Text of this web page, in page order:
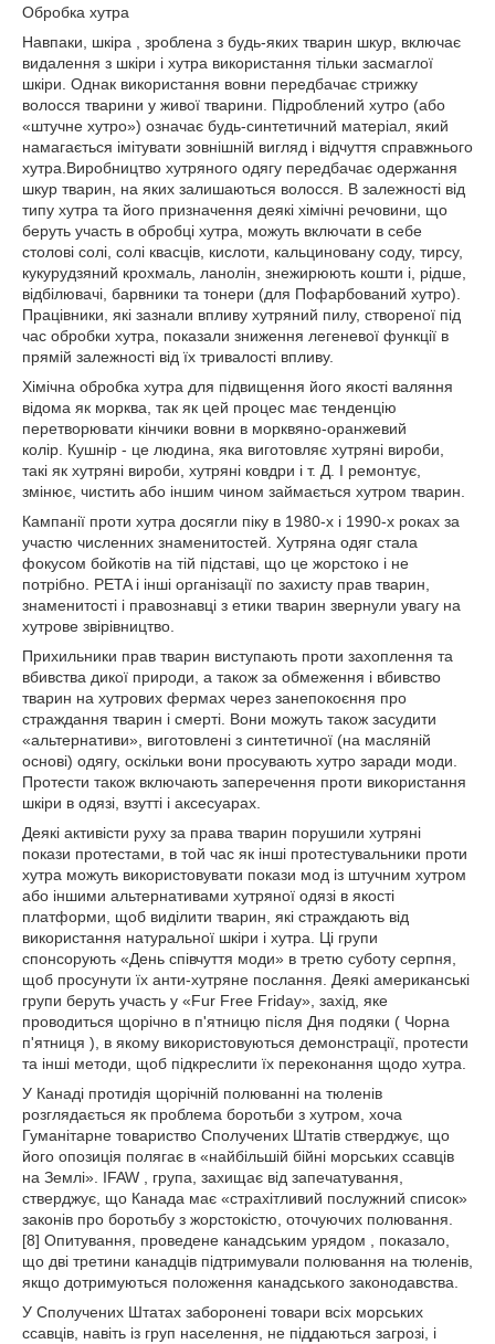
Обробка хутра
Навпаки, шкіра , зроблена з будь-яких тварин шкур, включає
видалення з шкіри і хутра використання тільки засмаглої
шкіри. Однак використання вовни передбачає стрижку
волосся тварини у живої тварини.
Підроблений хутро (або
«штучне хутро») означає будь-синтетичний матеріал, який
намагається імітувати зовнішній вигляд і відчуття справжнього
хутра. Виробництво хутряного одягу передбачає одержання
шкур тварин, на яких залишаються волосся.
В залежності від
типу хутра та його призначення деякі хімічні речовини, що
беруть участь в обробці хутра, можуть включати в себе
столові солі, солі квасців, кислоти, кальциновану соду, тирсу,
кукурудзяний крохмаль, ланолін, знежирюють кошти і, рідше,
відбілювачі, барвники та тонери (для Пофарбований хутро).
Працівники, які зазнали впливу хутряний пилу, створеної під
час обробки хутра, показали зниження легеневої функції в
прямій залежності від їх тривалості впливу.
Хімічна обробка хутра для підвищення його якості валяння
відома як морква, так як цей процес має тенденцію
перетворювати кінчики вовни в морквяно-оранжевий
колір. Кушнір - це людина, яка виготовляє хутряні вироби,
такі як хутряні вироби, хутряні ковдри і т. Д. І ремонтує,
змінює, чистить або іншим чином займається хутром тварин.
Кампанії проти хутра досягли піку в 1980-х і 1990-х роках за
участю численних знаменитостей. Хутряна одяг стала
фокусом бойкотів на тій підставі, що це жорстоко і не
потрібно. PETA і інші організації по захисту прав тварин,
знаменитості і правознавці з етики тварин звернули увагу на
хутрове звірівництво.
Прихильники прав тварин виступають проти захоплення та
вбивства дикої природи, а також за обмеження і вбивство
тварин на хутрових фермах через занепокоєння про
страждання тварин і смерті. Вони можуть також засудити
«альтернативи», виготовлені з синтетичної (на масляній
основі) одягу, оскільки вони просувають хутро заради моди.
Протести також включають заперечення проти використання
шкіри в одязі, взутті і аксесуарах.
Деякі активісти руху за права тварин порушили хутряні
покази протестами, в той час як інші протестувальники проти
хутра можуть використовувати покази мод із штучним хутром
або іншими альтернативами хутряної одязі в якості
платформи, щоб виділити тварин, які страждають від
використання натуральної шкіри і хутра. Ці групи
спонсорують «День співчуття моди» в третю суботу серпня,
щоб просунути їх анти-хутряне послання. Деякі американські
групи беруть участь у «Fur Free Friday», захід, яке
проводиться щорічно в п'ятницю після Дня подяки ( Чорна
п'ятниця ), в якому використовуються демонстрації, протести
та інші методи, щоб підкреслити їх переконання щодо хутра.
У Канаді протидія щорічній полюванні на тюленів
розглядається як проблема боротьби з хутром, хоча
Гуманітарне товариство Сполучених Штатів стверджує, що
його опозиція полягає в «найбільшій бійні морських ссавців
на Землі». IFAW , група, захищає від запечатування,
стверджує, що Канада має «страхітливий послужний список»
законів про боротьбу з жорстокістю, оточуючих полювання.
[8] Опитування, проведене канадським урядом , показало,
що дві третини канадців підтримували полювання на тюленів,
якщо дотримуються положення канадського законодавства.
У Сполучених Штатах заборонені товари всіх морських
ссавців, навіть із груп населення, не піддаються загрозі, і